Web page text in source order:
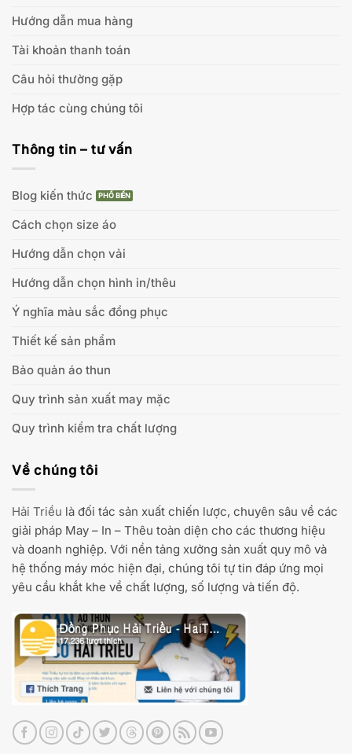
Hướng dẫn mua hàng
Tài khoản thanh toán
Câu hỏi thường gặp
Hợp tác cùng chúng tôi
Thông tin – tư vấn
Blog kiến thức
Cách chọn size áo
Hướng dẫn chọn vải
Hướng dẫn chọn hình in/thêu
Ý nghĩa màu sắc đồng phục
Thiết kế sản phẩm
Bảo quản áo thun
Quy trình sản xuất may mặc
Quy trình kiểm tra chất lượng
Về chúng tôi
Hải Triều là đối tác sản xuất chiến lược, chuyên sâu về các
giải pháp May – In – Thêu toàn diện cho các thương hiệu
và doanh nghiệp. Với nền tảng xưởng sản xuất quy mô và
hệ thống máy móc hiện đại, chúng tôi tự tin đáp ứng mọi
yêu cầu khắt khe về chất lượng, số lượng và tiến độ.